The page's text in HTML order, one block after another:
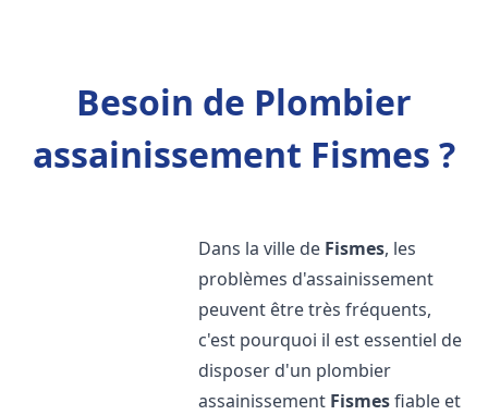
Besoin de Plombier
assainissement Fismes ?
Dans la ville de Fismes, les
problèmes d'assainissement
peuvent être très fréquents,
c'est pourquoi il est essentiel de
disposer d'un plombier
assainissement Fismesfiable et